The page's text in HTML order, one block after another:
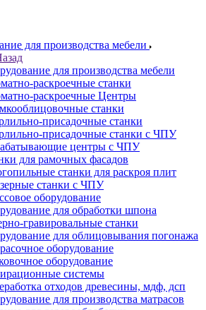
для производства мебели
для производства мебели
раскроечные станки
раскроечные Центры
станки
присадочные станки
присадочные станки с ЧПУ
центры с ЧПУ
для рамочных фасадов
станки для раскроя плит
станки с ЧПУ
оборудование
для обработки шпона
гравировальные станки
для облицовывания погонажа
оборудование
оборудование
системы
отходов древесины, мдф, дсп
для производства матрасов